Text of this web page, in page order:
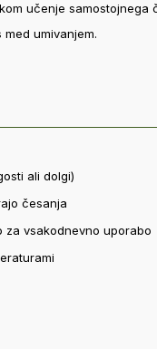
učenje samostojnega
umivanjem.
ali dolgi)
česanja
za vsakodnevno uporabo